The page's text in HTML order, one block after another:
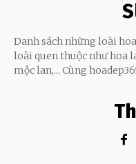
Danh sách những loài
loài quen thuộc như hoa
mộc lan,... Cùng